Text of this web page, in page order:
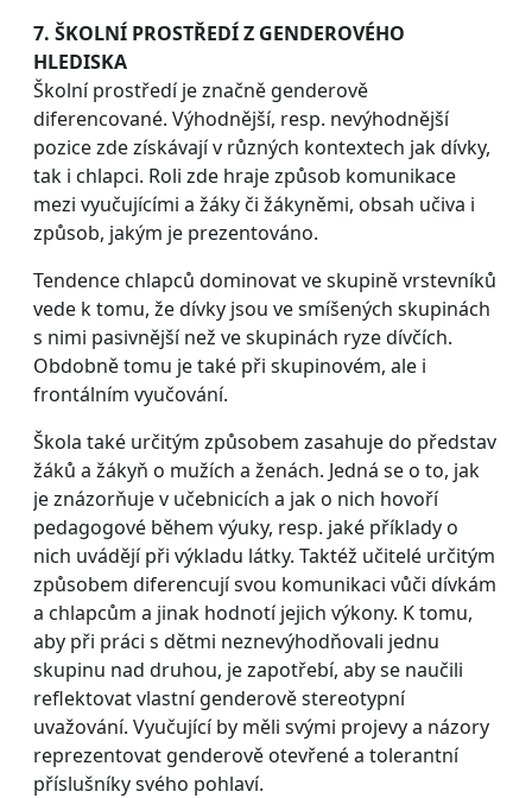
7. ŠKOLNÍ PROSTŘEDÍ Z GENDEROVÉHO
HLEDISKA
Školní prostředí je značně genderově
diferencované. Výhodnější, resp. nevýhodnější
pozice zde získávají v různých kontextech jak dívky,
tak i chlapci. Roli zde hraje způsob komunikace
mezi vyučujícími a žáky či žákyněmi, obsah učiva i
způsob, jakým je prezentováno.
Tendence chlapců dominovat ve skupině vrstevníků
vede k tomu, že dívky jsou ve smíšených skupinách
s nimi pasivnější než ve skupinách ryze dívčích.
Obdobně tomu je také při skupinovém, ale i
frontálním vyučování.
Škola také určitým způsobem zasahuje do představ
žáků a žákyň o mužích a ženách. Jedná se o to, jak
je znázorňuje v učebnicích a jak o nich hovoří
pedagogové během výuky, resp. jaké příklady o
nich uvádějí při výkladu látky. Taktéž učitelé určitým
způsobem diferencují svou komunikaci vůči dívkám
a chlapcům a jinak hodnotí jejich výkony. K tomu,
aby při práci s dětmi neznevýhodňovali jednu
skupinu nad druhou, je zapotřebí, aby se naučili
reflektovat vlastní genderově stereotypní
uvažování. Vyučující by měli svými projevy a názory
reprezentovat genderově otevřené a tolerantní
příslušníky svého pohlaví.